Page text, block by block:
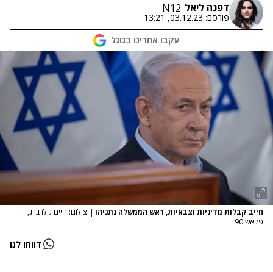
דפנה ליאל N12
פורסם: 03.12.23, 13:21
עקבו אחרינו בגוגל
חייב קבלות מדיניות וצבאיות, ראש הממשלה נתניהו | צילום: חיים גולדברג,
פלאש 90
דווחו לנו